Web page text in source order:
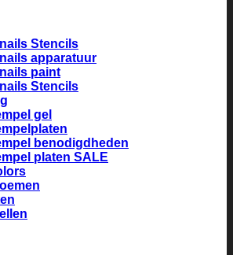
Stencils
apparatuur
paint
Stencils
gel
benodigdheden
platen SALE